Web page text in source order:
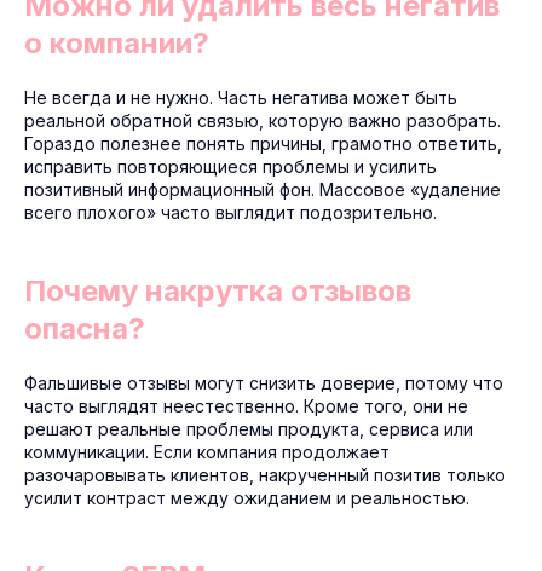
о компании?
Не всегда и не нужно. Часть негатива может быть
реальной обратной связью, которую важно разобрать.
Гораздо полезнее понять причины, грамотно ответить,
исправить повторяющиеся проблемы и усилить
позитивный информационный фон. Массовое «удаление
всего плохого» часто выглядит подозрительно.
Почему накрутка отзывов
опасна?
Фальшивые отзывы могут снизить доверие, потому что
часто выглядят неестественно. Кроме того, они не
решают реальные проблемы продукта, сервиса или
коммуникации. Если компания продолжает
разочаровывать клиентов, накрученный позитив только
усилит контраст между ожиданием и реальностью.